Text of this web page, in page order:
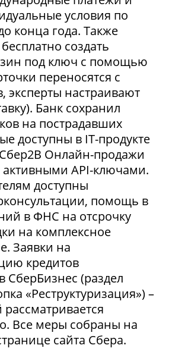
условия по
конца года. Также
создать
под ключ с помощью
переносятся с
эксперты настраивают
Банк сохранил
на пострадавших
доступны в IT-продукте
Онлайн-продажи
активными API-ключами.
доступны
помощь в
в ФНС на отсрочку
на комплексное
Заявки на
кредитов
СберБизнес (раздел
«Реструктуризация») –
Все меры собраны на
сайта Сбера.